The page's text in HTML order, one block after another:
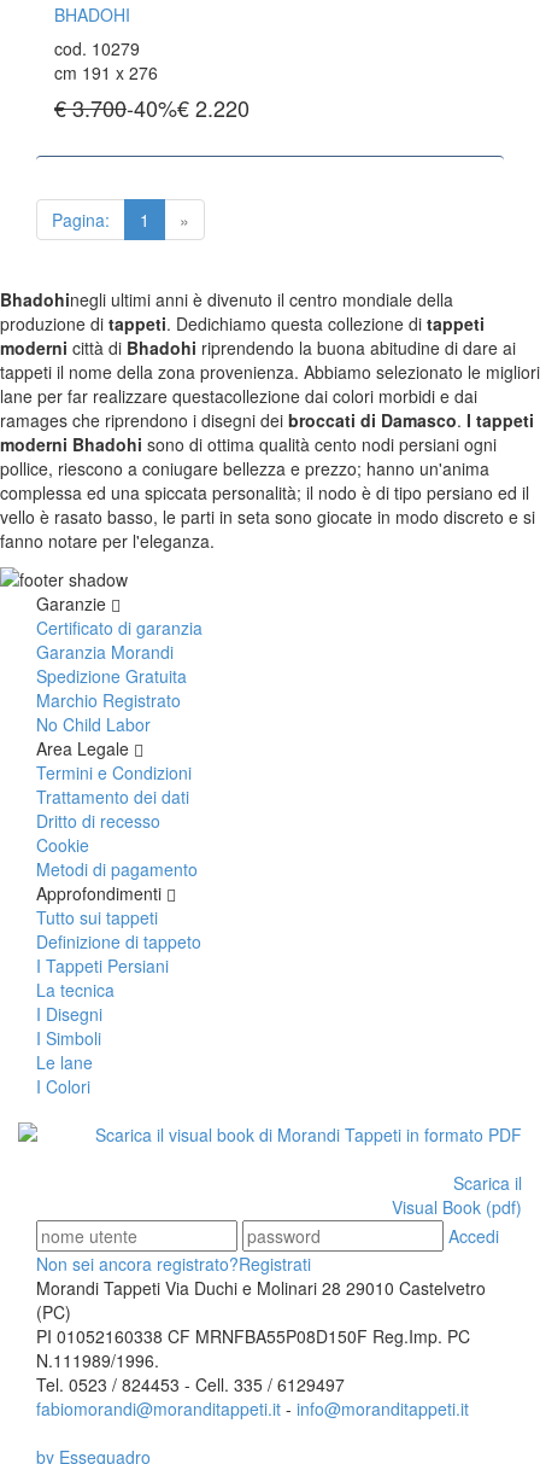
BHADOHI
cod. 10279
cm 191 x 276
€ 3.700-40%€2.220
Pagina: 1 »
Bhadohinegli ultimi anni è divenuto il centro mondiale della
produzione di tappeti. Dedichiamo questa collezione di tappeti
moderni città di Bhadohi riprendendo la buona abitudine di dare ai
tappeti il nome della zona provenienza. Abbiamo selezionato le migliori
lane per far realizzare questacollezione dai colori morbidi e dai
ramages che riprendono i disegni dei broccati di Damasco. I tappeti
moderni Bhadohi sono di ottima qualità cento nodi persiani ogni
pollice, riescono a coniugare bellezza e prezzo; hanno un'anima
complessa ed una spiccata personalità; il nodo è di tipo persiano ed il
vello è rasato basso, le parti in seta sono giocate in modo discreto e si
fanno notare per l'eleganza.
Garanzie
Certificato di garanzia
Garanzia Morandi
Spedizione Gratuita
Marchio Registrato
No Child Labor
Area Legale
Termini e Condizioni
Trattamento dei dati
Dritto di recesso
Cookie
Metodi di pagamento
Approfondimenti
Tutto sui tappeti
Definizione di tappeto
I Tappeti Persiani
La tecnica
I Disegni
I Simboli
Le lane
I Colori
Scarica il
Visual Book (pdf)
Accedi
Non sei ancora registrato?Registrati
Morandi Tappeti Via Duchi e Molinari 28 29010 Castelvetro
(PC)
PI 01052160338 CF MRNFBA55P08D150F Reg.Imp. PC
N.111989/1996.
Tel. 0523 / 824453 - Cell. 335 / 6129497
fabiomorandi@moranditappeti.it - info@moranditappeti.it
by Essequadro